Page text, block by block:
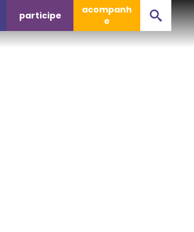
participe
acompanh
e